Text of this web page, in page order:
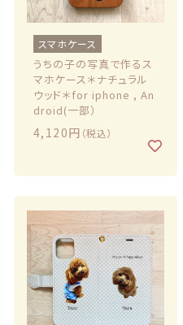
スマホケース
うちの子の写真で作るス
マホケース＊ナチュラル
ウッド＊for iphone , An
droid(一部）
4,120円 （税込）